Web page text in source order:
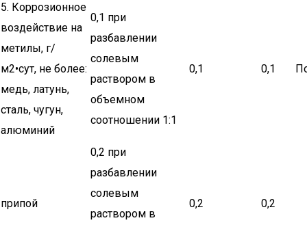
5. Коррозионное
воздействие на
метилы, г/
м2•сут, не более:
медь, латунь,
сталь, чугун,
алюминий
0,1 при
разбавлении
солевым
раствором в
объемном
соотношении 1:1
0,1 0,1
припой
0,2 при
разбавлении
солевым
раствором в
0,2 0,2